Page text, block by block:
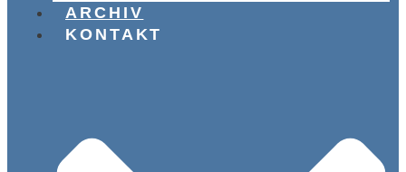
ARCHIV
KONTAKT